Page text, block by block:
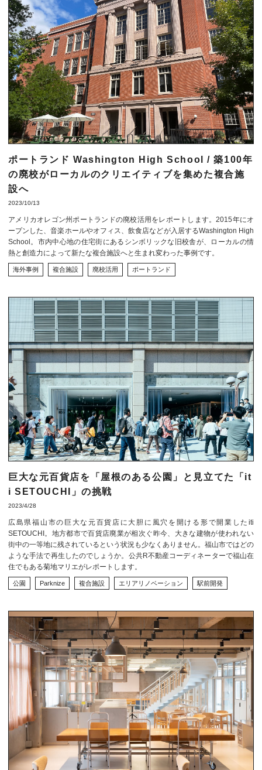
ポートランド Washington High School / 築100年
の廃校がローカルのクリエイティブを集めた複合施
設へ
2023/10/13
アメリカオレゴン州ポートランドの廃校活用をレポートします。2015年にオ
ープンした、音楽ホールやオフィス、飲食店などが入居するWashington High
School。市内中心地の住宅街にあるシンボリックな旧校舎が、ローカルの情
熱と創造力によって新たな複合施設へと生まれ変わった事例です。
海外事例 複合施設 廃校活用 ポートランド
巨大な元百貨店を「屋根のある公園」と見立てた「it
i SETOUCHI」の挑戦
2023/4/28
広島県福山市の巨大な元百貨店に大胆に風穴を開ける形で開業したiti
SETOUCHI。地方都市で百貨店廃業が相次ぐ昨今、大きな建物が使われない
街中の一等地に残されているという状況も少なくありません。​​福山市ではどの
ような手法で再生したのでしょうか。公共R不動産コーディネーターで福山在
住でもある菊地マリエがレポートします。
公園 Parknize 複合施設 エリアリノベーション 駅前開発